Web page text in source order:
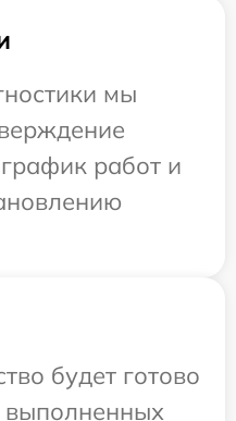
мы
работ и
будет готово
выполненных